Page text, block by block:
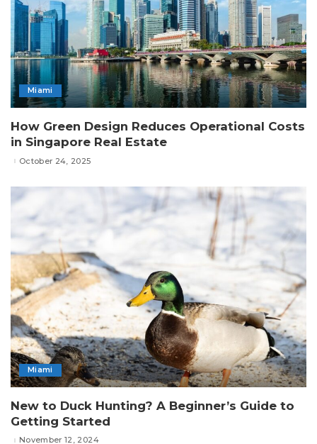
Miami
How Green Design Reduces Operational Costs
in Singapore Real Estate
October 24, 2025
Miami
New to Duck Hunting? A Beginner’s Guide to
Getting Started
November 12, 2024